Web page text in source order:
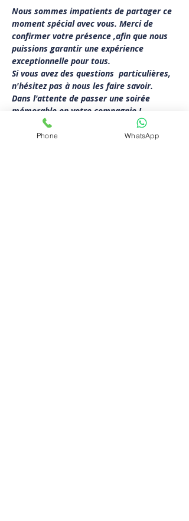
Nous sommes impatients de partager ce
moment spécial avec vous. Merci de
confirmer votre présence ,afin que nous
puissions garantir une expérience
exceptionnelle pour tous.
Si vous avez des questions  particulières,
n'hésitez pas à nous les faire savoir.
Dans l'attente de passer une soirée
mémorable en votre compagnie !
Bien à vous,
0485/174144
Phone WhatsApp